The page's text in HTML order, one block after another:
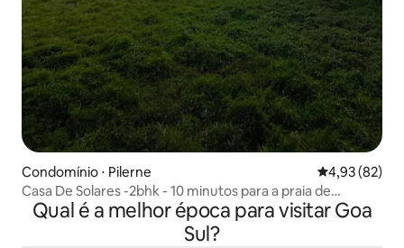
Condomínio ⋅ Pilerne 4,93 de uma
4,93 (82)
Casa De Solares -2bhk - 10 minutos para a praia de
Candolim.
Qual é a melhor época para visitar Goa
Sul?